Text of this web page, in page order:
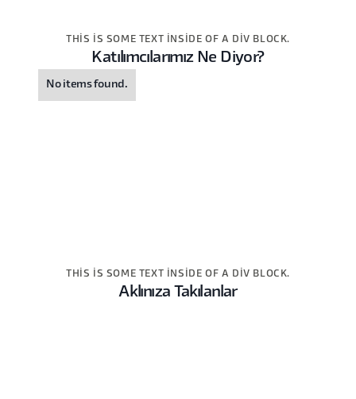
THIS IS SOME TEXT INSIDE OF A DIV BLOCK.
Katılımcılarımız Ne Diyor?
No items found.
THIS IS SOME TEXT INSIDE OF A DIV BLOCK.
Aklınıza Takılanlar